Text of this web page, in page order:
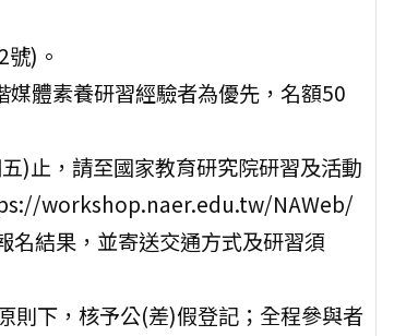
)。
體素養研習經驗者為優先，名額50
)止，請至國家教育研究院研習及活動
workshop.naer.edu.tw/NAWeb/
結果，並寄送交通方式及研習須
則下，核予公(差)假登記；全程參與者